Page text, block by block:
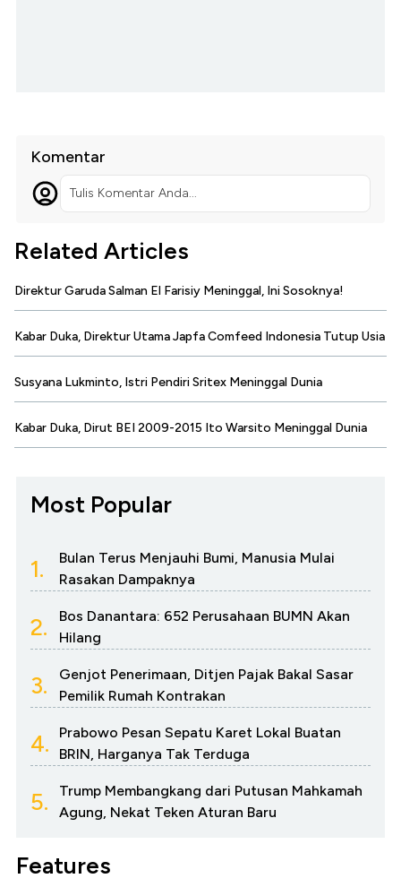
Komentar
Tulis Komentar Anda...
Related Articles
Direktur Garuda Salman El Farisiy Meninggal, Ini Sosoknya!
Kabar Duka, Direktur Utama Japfa Comfeed Indonesia Tutup Usia
Susyana Lukminto, Istri Pendiri Sritex Meninggal Dunia
Kabar Duka, Dirut BEI 2009-2015 Ito Warsito Meninggal Dunia
Most Popular
1.
Bulan Terus Menjauhi Bumi, Manusia Mulai
Rasakan Dampaknya
2.
Bos Danantara: 652 Perusahaan BUMN Akan
Hilang
3.
Genjot Penerimaan, Ditjen Pajak Bakal Sasar
Pemilik Rumah Kontrakan
4.
Prabowo Pesan Sepatu Karet Lokal Buatan
BRIN, Harganya Tak Terduga
5.
Trump Membangkang dari Putusan Mahkamah
Agung, Nekat Teken Aturan Baru
Features